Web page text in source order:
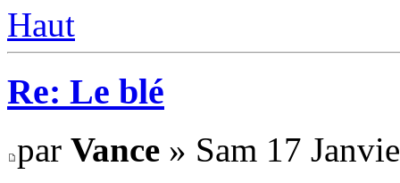
Haut
Re: Le blé
par Vance » Sam 17